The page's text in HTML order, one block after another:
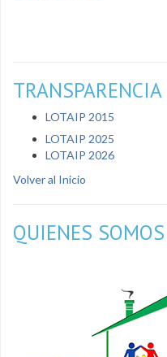
TRANSPARENCIA
LOTAIP 2015
LOTAIP 2025
LOTAIP 2026
Volver al Inicio
QUIENES SOMOS